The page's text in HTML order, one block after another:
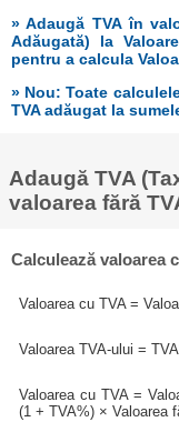
» Adaugă TVA în
Adăugată) la
pentru a calcula
» Nou: Toate
TVA adăugat la
Adaugă TVA
valoarea fără
Calculează valoarea
Valoarea cu TVA =
Valoarea TVA-ului =
Valoarea cu TVA =
(1 + TVA%) × Valoarea